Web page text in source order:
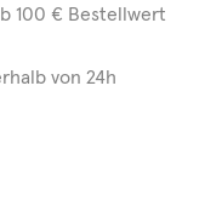
100 € Bestellwert
von 24h